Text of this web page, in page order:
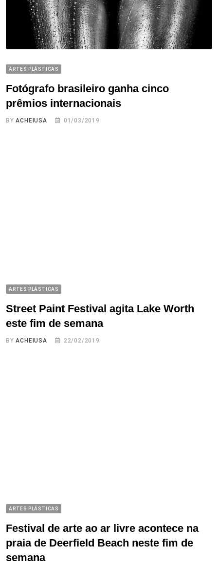
ARTES PLÁSTICAS
Fotógrafo brasileiro ganha cinco
prêmios internacionais
BYACHEIUSA 01/03/2019
ARTES PLÁSTICAS
Street Paint Festival agita Lake Worth
este fim de semana
BYACHEIUSA 22/02/2019
ARTES PLÁSTICAS
Festival de arte ao ar livre acontece na
praia de Deerfield Beach neste fim de
semana